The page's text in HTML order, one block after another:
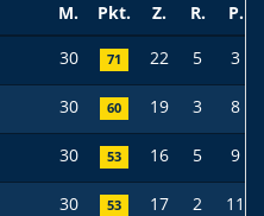
M. Pkt. Z. R.
P.
30 71 22 5 3
30 60 19 3 8
30 53 16 5 9
30 53 17 2 11